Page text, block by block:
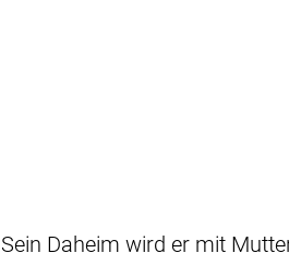
Sein Daheim wird er mit